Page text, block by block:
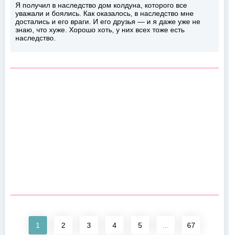
Я получил в наследство дом колдуна, которого все
уважали и боялись. Как оказалось, в наследство мне
достались и его враги. И его друзья — и я даже уже не
знаю, что хуже. Хорошо хоть, у них всех тоже есть
наследство.
1 2 3 4 5 67